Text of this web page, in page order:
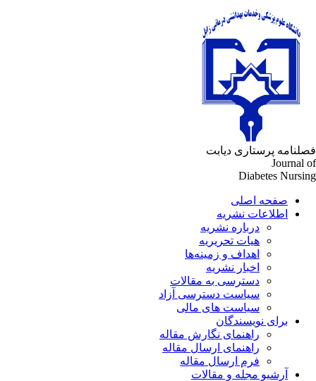
پرستاری دیابت
Journal
Diabetes
صفحه اصلی
اطلاعات نشریه
درباره نشریه
هیات تحریریه
اهداف و زمینه‌ها
اخبار نشریه
دسترسی به مقالات
سیاست دسترسی آزاد
سیاست های مالی
برای نویسندگان
راهنمای نگارش مقاله
راهنمای ارسال مقاله
فرم ارسال مقاله
آرشیو مجله و مقالات